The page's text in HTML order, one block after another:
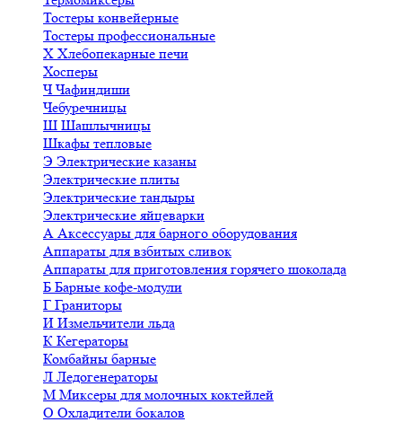
Тостеры конвейерные
Тостеры профессиональные
Х Хлебопекарные печи
Хосперы
ЧЧафиндиши
Чебуречницы
Ш Шашлычницы
Шкафы тепловые
Э Электрические казаны
Электрические плиты
Электрические тандыры
Электрические яйцеварки
А Аксессуары для барного оборудования
Аппараты для взбитых сливок
Аппараты для приготовления горячего шоколада
Б Барные кофе-модули
Г Граниторы
И Измельчители льда
К Кегераторы
Комбайны барные
Л Ледогенераторы
М Миксеры для молочных коктейлей
О Охладители бокалов